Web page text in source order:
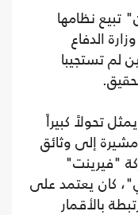
نظامها
الدفاع
لم تستجيبا
تحولاً كبيراً
مشيرة إلى وثائق
"فيرينت"
كان يعتمد على
بالأقمار